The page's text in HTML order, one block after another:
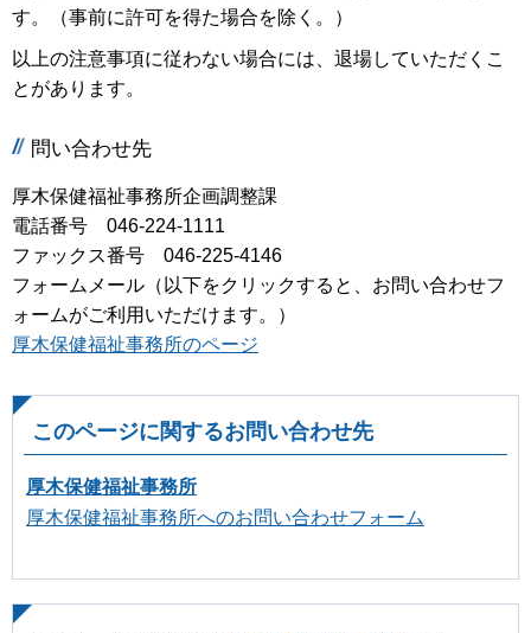
す。（事前に許可を得た場合を除く。）
以上の注意事項に従わない場合には、退場していただくこ
とがあります。
問い合わせ先
厚木保健福祉事務所企画調整課
電話番号 046-224-1111
ファックス番号 046-225-4146
フォームメール（以下をクリックすると、お問い合わせフ
ォームがご利用いただけます。）
厚木保健福祉事務所のページ
このページに関するお問い合わせ先
厚木保健福祉事務所
厚木保健福祉事務所へのお問い合わせフォーム